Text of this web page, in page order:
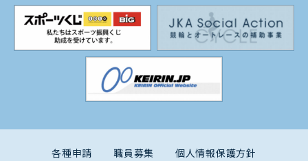
各種申請 職員募集 個人情報保護方針